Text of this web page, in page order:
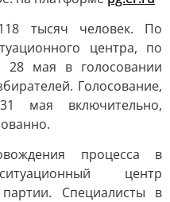
тысяч человек. По
центра, по
28 мая в голосовании
Голосование,
мая включительно,
процесса в
центр
Специалисты в